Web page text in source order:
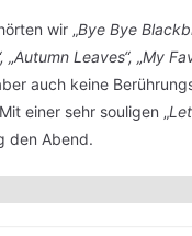
wir „Bye Bye
„Autumn Leaves“, „My
auch keine
einer sehr souligen „
den Abend.